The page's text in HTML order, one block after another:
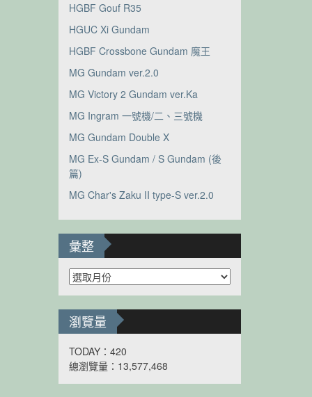
HGBF Gouf R35
HGUC Xi Gundam
HGBF Crossbone Gundam 魔王
MG Gundam ver.2.0
MG Victory 2 Gundam ver.Ka
MG Ingram 一號機/二、三號機
MG Gundam Double X
MG Ex-S Gundam / S Gundam (後
篇)
MG Char's Zaku II type-S ver.2.0
彙整
彙
整
瀏覽量
TODAY：420
總瀏覽量：13,577,468